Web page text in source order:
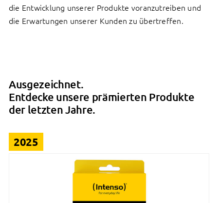
die Entwicklung unserer Produkte voranzutreiben und
die Erwartungen unserer Kunden zu übertreffen.
Ausgezeichnet.
Entdecke unsere prämierten Produkte
der letzten Jahre.
2025